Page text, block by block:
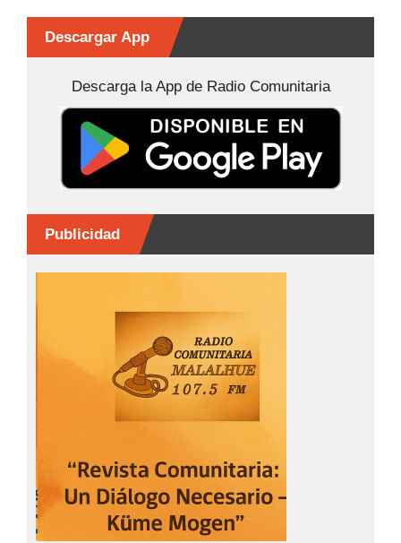
e
b
o
k
s
g
er
s
p
p
Descargar App
Descarga la App de Radio Comunitaria
Publicidad